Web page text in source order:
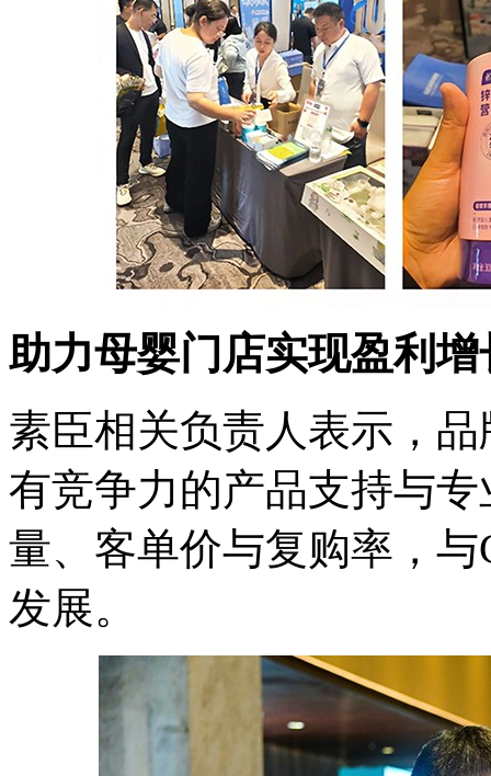
助力母婴门店实现盈利增
素臣相关负责人表示，
有竞争力的产品支持与
量、客单价与复购率，
发展。